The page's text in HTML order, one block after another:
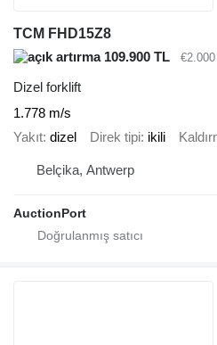
TCM FHD15Z8
109.900 TL
€2.000
Dizel forklift
1.778 m/s
Yakıt dizel Direk tipi ikili
Belçika, Antwerp
AuctionPort